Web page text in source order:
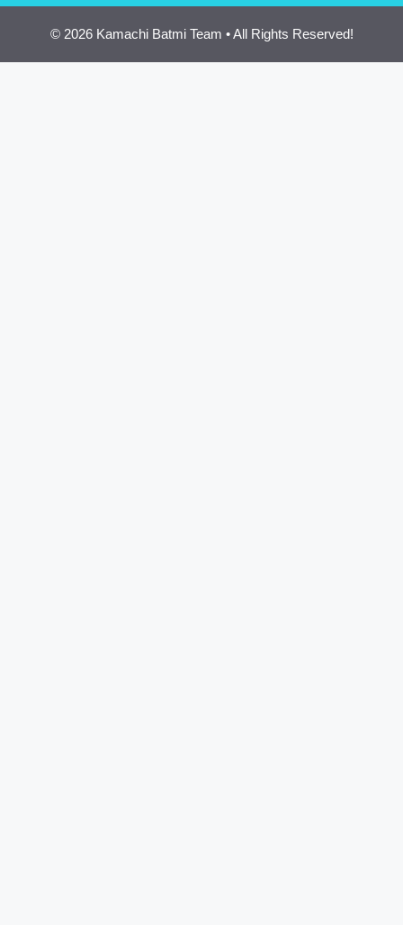
© 2026 Kamachi Batmi Team • All Rights Reserved!